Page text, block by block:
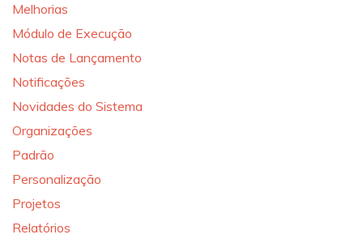
Melhorias
Módulo de Execução
Notas de Lançamento
Notificações
Novidades do Sistema
Organizações
Padrão
Personalização
Projetos
Relatórios